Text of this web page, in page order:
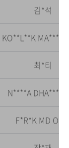
김*석
최*티
N****A
F*R*K MD